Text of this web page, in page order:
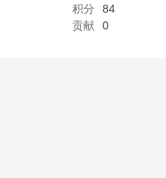
积分
84
贡献 0